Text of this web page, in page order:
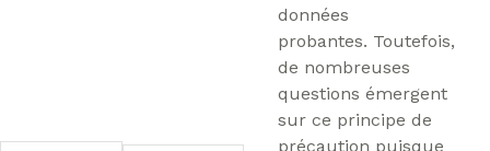
données
probantes. Toutefois,
de nombreuses
questions émergent
sur ce principe de
précaution puisque